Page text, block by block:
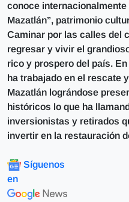
conoce
Mazatlán”, patrimonio
Caminar por las calles del
regresar y vivir el
rico y prospero del país.
ha trabajado en el rescate
Mazatlán lográndose
históricos lo que ha
inversionistas y retirados
invertir en la restauración
Síguenos
en